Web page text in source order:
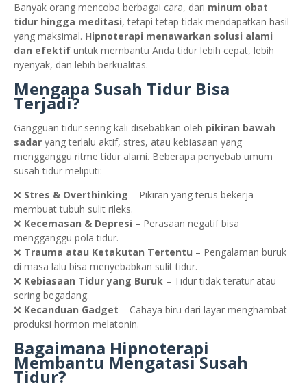
Banyak orang mencoba berbagai cara, dari minum obat
tidur hingga meditasi, tetapi tetap tidak mendapatkan hasil
yang maksimal. Hipnoterapi menawarkan solusi alami
dan efektif untuk membantu Anda tidur lebih cepat, lebih
nyenyak, dan lebih berkualitas.
Mengapa Susah Tidur Bisa
Terjadi?
Gangguan tidur sering kali disebabkan oleh pikiran bawah
sadar yang terlalu aktif, stres, atau kebiasaan yang
mengganggu ritme tidur alami. Beberapa penyebab umum
susah tidur meliputi:
❌ Stres & Overthinking – Pikiran yang terus bekerja
membuat tubuh sulit rileks.
❌ Kecemasan & Depresi – Perasaan negatif bisa
mengganggu pola tidur.
❌ Trauma atau Ketakutan Tertentu – Pengalaman buruk
di masa lalu bisa menyebabkan sulit tidur.
❌ Kebiasaan Tidur yang Buruk – Tidur tidak teratur atau
sering begadang.
❌ Kecanduan Gadget – Cahaya biru dari layar menghambat
produksi hormon melatonin.
Bagaimana Hipnoterapi
Membantu Mengatasi Susah
Tidur?